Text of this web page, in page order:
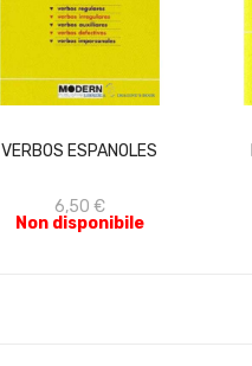
VERBOS ESPANOLES
6,50 €
Non disponibile
ACQUISTA